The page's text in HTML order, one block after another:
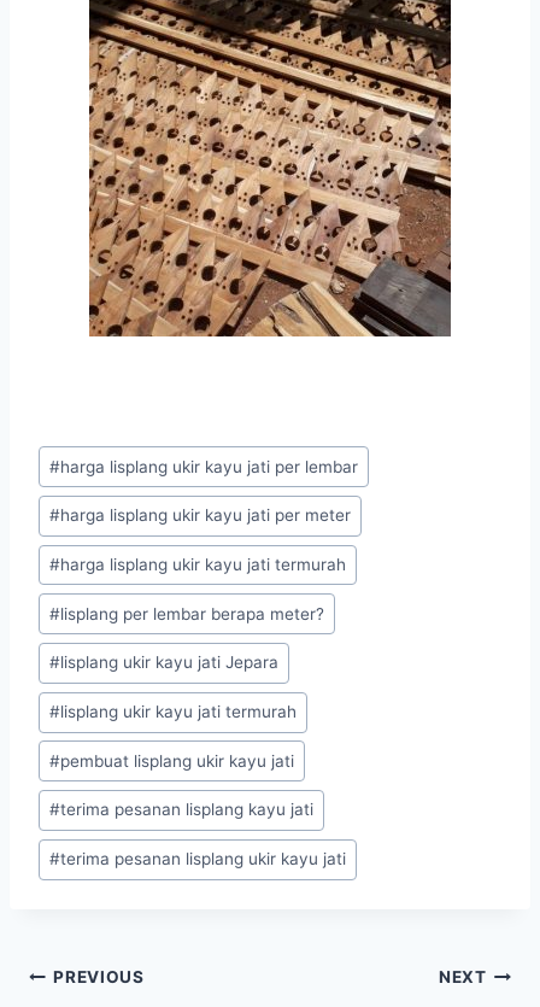
#harga lisplang ukir kayu jati per lembar
#harga lisplang ukir kayu jati per meter
#harga lisplang ukir kayu jati termurah
#lisplang per lembar berapa meter?
#lisplang ukir kayu jati Jepara
#lisplang ukir kayu jati termurah
#pembuat lisplang ukir kayu jati
#terima pesanan lisplang kayu jati
#terima pesanan lisplang ukir kayu jati
PREVIOUS NEXT